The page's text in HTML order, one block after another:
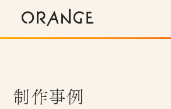
制作事例